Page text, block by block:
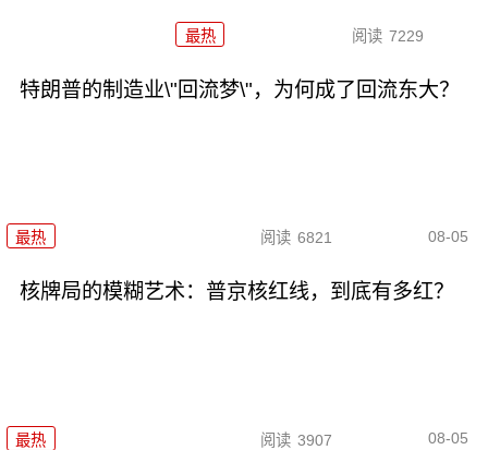
最热 阅读 7229
特朗普的制造业\"回流梦\"，为何成了回流东大？
最热 阅读 6821 08-05
核牌局的模糊艺术：普京核红线，到底有多红？
最热 阅读 3907 08-05